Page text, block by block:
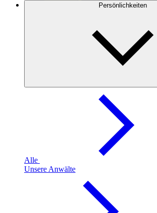
Persönlichkeiten
Alle
Unsere Anwälte